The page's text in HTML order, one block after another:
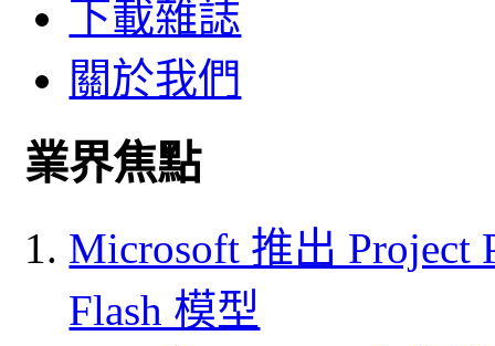
下載雜誌
關於我們
業界焦點
Microsoft 推出 Project
Flash 模型